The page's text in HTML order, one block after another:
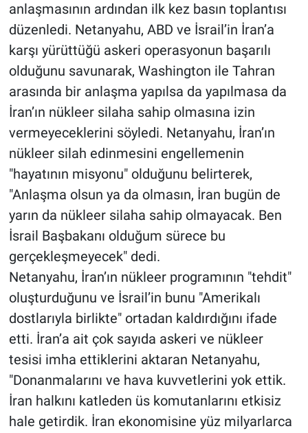
anlaşmasının ardından ilk kez basın toplantısı
düzenledi. Netanyahu, ABD ve İsrail’in İran’a
karşı yürüttüğü askeri operasyonun başarılı
olduğunu savunarak, Washington ile Tahran
arasında bir anlaşma yapılsa da yapılmasa da
İran’ın nükleer silaha sahip olmasına izin
vermeyeceklerini söyledi. Netanyahu, İran’ın
nükleer silah edinmesini engellemenin
"hayatının misyonu" olduğunu belirterek,
"Anlaşma olsun ya da olmasın, İran bugün de
yarın da nükleer silaha sahip olmayacak. Ben
İsrail Başbakanı olduğum sürece bu
gerçekleşmeyecek" dedi.
Netanyahu, İran’ın nükleer programının "tehdit"
oluşturduğunu ve İsrail’in bunu "Amerikalı
dostlarıyla birlikte" ortadan kaldırdığını ifade
etti. İran’a ait çok sayıda askeri ve nükleer
tesisi imha ettiklerini aktaran Netanyahu,
"Donanmalarını ve hava kuvvetlerini yok ettik.
İran halkını katleden üs komutanlarını etkisiz
hale getirdik. İran ekonomisine yüz milyarlarca